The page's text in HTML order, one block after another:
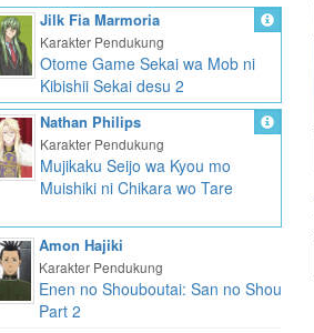
Jilk Fia Marmoria
Karakter Pendukung
Otome Game Sekai wa Mob ni
Kibishii Sekai desu 2
Nathan Philips
Karakter Pendukung
Mujikaku Seijo wa Kyou mo
Muishiki ni Chikara wo Tare
Amon Hajiki
Karakter Pendukung
Enen no Shouboutai: San no Shou
Part 2